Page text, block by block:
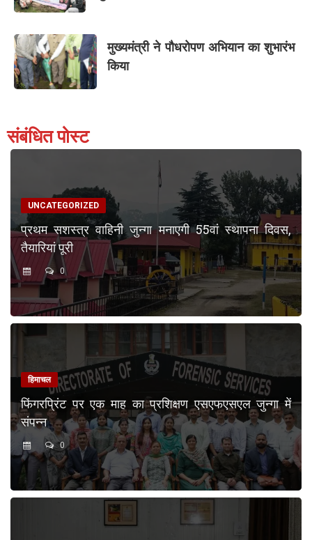
मुख्यमंत्री ने पौधरोपण अभियान का शुभारंभ
किया
संबंधित पोस्ट
UNCATEGORIZED
प्रथम सशस्त्र वाहिनी जुन्गा मनाएगी 55वां स्थापना दिवस,
तैयारियां पूरी
0
हिमाचल
फिंगरप्रिंट पर एक माह का प्रशिक्षण एसएफएसएल जुन्गा में
संपन्न
0